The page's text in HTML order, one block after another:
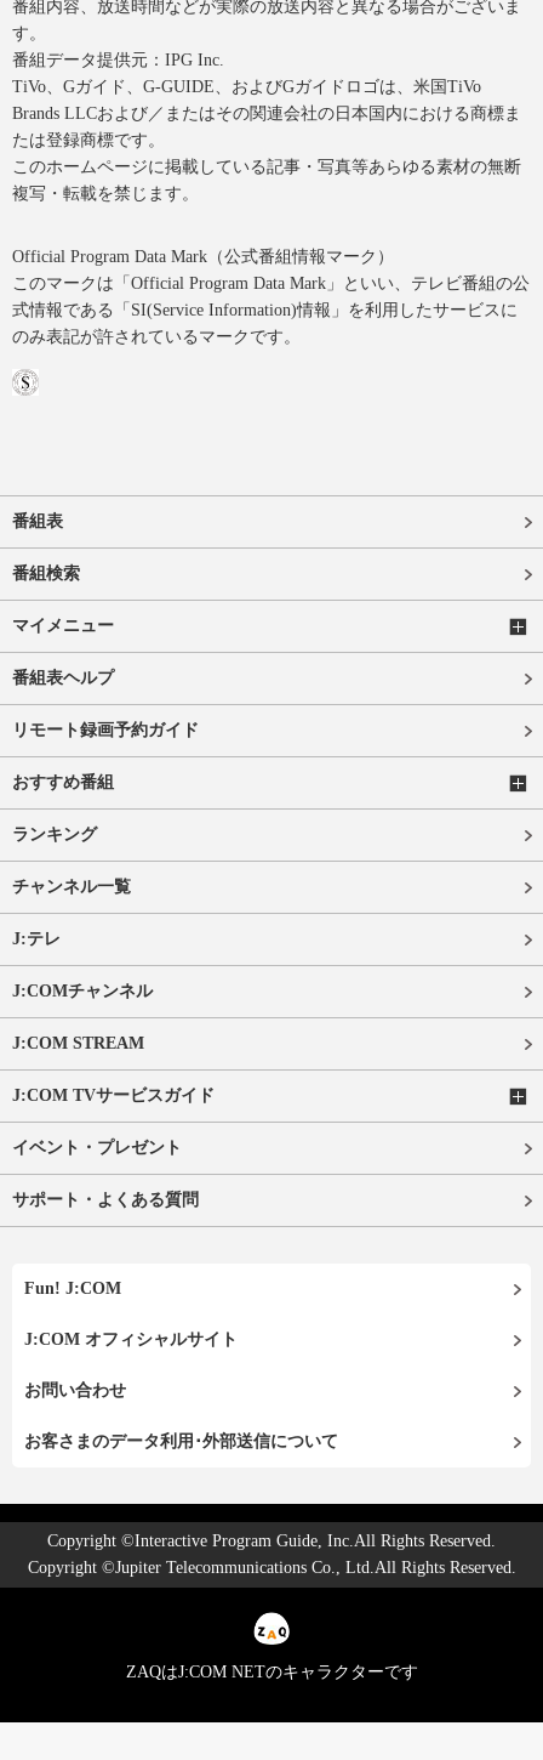
番組内容、放送時間などが実際の放送内容と異なる場合がございま
す。
番組データ提供元：IPG Inc.
TiVo、Gガイド、G-GUIDE、およびGガイドロゴは、米国TiVo
Brands LLCおよび／またはその関連会社の日本国内における商標ま
たは登録商標です。
このホームページに掲載している記事・写真等あらゆる素材の無断
複写・転載を禁じます。
Official Program Data Mark（公式番組情報マーク）
このマークは「Official Program Data Mark」といい、テレビ番組の公
式情報である「SI(Service Information)情報」を利用したサービスに
のみ表記が許されているマークです。
番組表
番組検索
マイメニュー
番組表ヘルプ
リモート録画予約ガイド
おすすめ番組
ランキング
チャンネル一覧
J:テレ
J:COMチャンネル
J:COM STREAM
J:COM TVサービスガイド
イベント・プレゼント
サポート・よくある質問
Fun! J:COM
J:COM オフィシャルサイト
お問い合わせ
お客さまのデータ利用･外部送信について
Copyright ©Interactive Program Guide, Inc.All Rights Reserved.
Copyright ©Jupiter Telecommunications Co., Ltd.All Rights Reserved.
ZAQはJ:COM NETのキャラクターです